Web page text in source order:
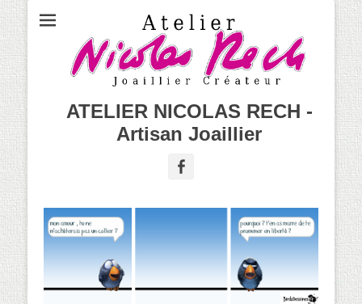
ATELIER NICOLAS RECH -
Artisan Joaillier